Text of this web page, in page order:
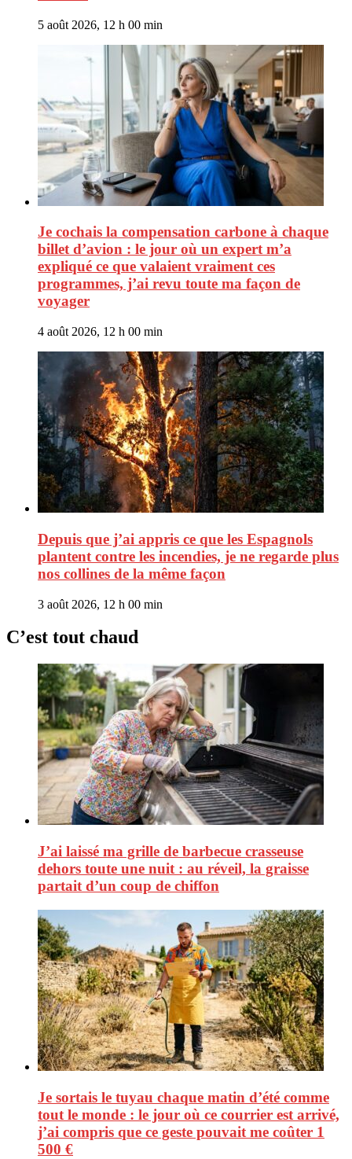
5 août 2026, 12 h 00 min
Je cochais la compensation carbone à chaque
billet d’avion : le jour où un expert m’a
expliqué ce que valaient vraiment ces
programmes, j’ai revu toute ma façon de
voyager
4 août 2026, 12 h 00 min
Depuis que j’ai appris ce que les Espagnols
plantent contre les incendies, je ne regarde plus
nos collines de la même façon
3 août 2026, 12 h 00 min
C’est tout chaud
J’ai laissé ma grille de barbecue crasseuse
dehors toute une nuit : au réveil, la graisse
partait d’un coup de chiffon
Je sortais le tuyau chaque matin d’été comme
tout le monde : le jour où ce courrier est arrivé,
j’ai compris que ce geste pouvait me coûter 1
500 €